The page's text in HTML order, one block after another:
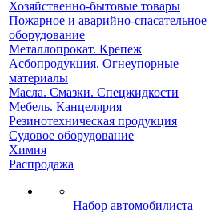
Хозяйственно-бытовые товары
Пожарное и аварийно-спасательное
оборудование
Металлопрокат. Крепеж
Асбопродукция. Огнеупорные
материалы
Масла. Смазки. Спецжидкости
Мебель. Канцелярия
Резинотехническая продукция
Судовое оборудование
Химия
Распродажа
Набор автомобилиста